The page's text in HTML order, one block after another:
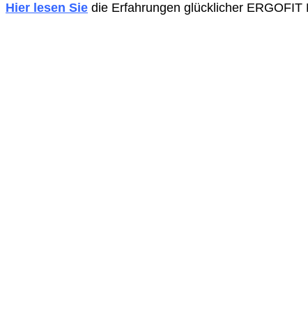
Hier lesen Sie die Erfahrungen glücklicher